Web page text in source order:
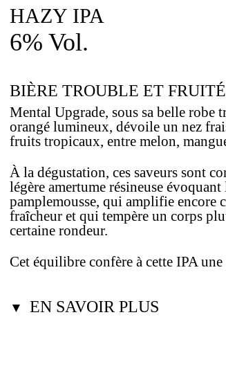
HAZY IPA
6% Vol.
BIÈRE TROUBLE ET
Mental Upgrade, sous sa belle robe
orangé lumineux, dévoile un nez
fruits tropicaux, entre melon,
À la dégustation, ces saveurs sont
légère amertume résineuse évoquant
pamplemousse, qui amplifie encore
fraîcheur et qui tempère un corps
certaine rondeur.
Cet équilibre confère à cette IPA
▼ EN SAVOIR PLUS